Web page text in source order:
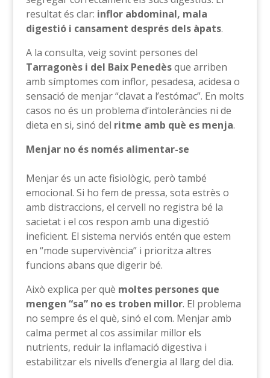
resultat és clar: inflor abdominal, mala
digestió i cansament després dels àpats.
A la consulta, veig sovint persones del
Tarragonès i del Baix Penedèsque arriben
amb símptomes com inflor, pesadesa, acidesa o
sensació de menjar “clavat a l’estómac”. En molts
casos no és un problema d’intoleràncies ni de
dieta en si, sinó del ritme amb què es menja.
Menjar no és només alimentar-se
Menjar és un acte fisiològic, però també
emocional. Si ho fem de pressa, sota estrès o
amb distraccions, el cervell no registra bé la
sacietat i el cos respon amb una digestió
ineficient. El sistema nerviós entén que estem
en “mode supervivència” i prioritza altres
funcions abans que digerir bé.
Això explica per què moltes persones que
mengen “sa” no es troben millor. El problema
no sempre és el què, sinó el com. Menjar amb
calma permet al cos assimilar millor els
nutrients, reduir la inflamació digestiva i
estabilitzar els nivells d’energia al llarg del dia.